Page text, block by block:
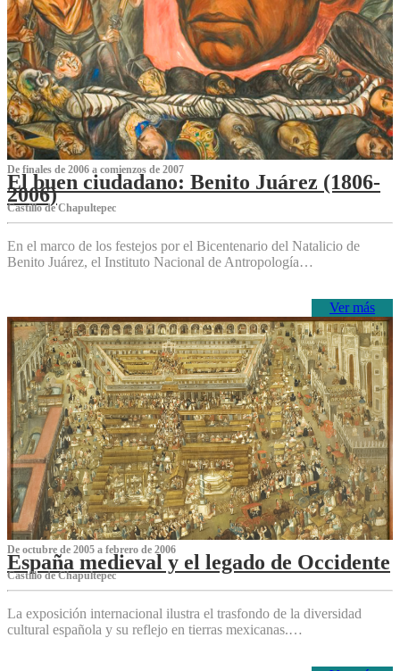
De finales de 2006 a comienzos de 2007
El buen ciudadano: Benito Juárez (1806-
2006)
Castillo de Chapultepec
En el marco de los festejos por el Bicentenario del Natalicio de
Benito Juárez, el Instituto Nacional de Antropología…
Ver más
De octubre de 2005 a febrero de 2006
España medieval y el legado de Occidente
Castillo de Chapultepec
La exposición internacional ilustra el trasfondo de la diversidad
cultural española y su reflejo en tierras mexicanas.…